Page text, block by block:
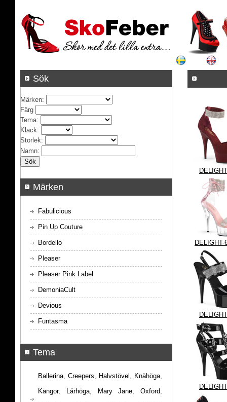
DELIGHT-
Sök
Märken:
Färg
Tema:
Klack:
Storlek:
Namn:
Märken
Fabulicious
Pin Up Couture
Bordello
Pleaser
Pleaser Pink Label
DemoniaCult
Devious
Funtasma
Tema
Ballerina, Creepers, Halvstövel , Knähöga,
Kängor, Lårhöga, Mary Jane, Oxford,